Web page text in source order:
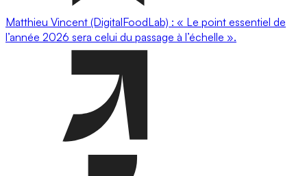
Matthieu Vincent (DigitalFoodLab) : « Le point essentiel de
l’année 2026 sera celui du passage à l’échelle ».